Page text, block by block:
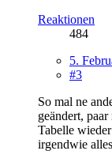
Reaktionen
484
5.
#3
So mal ne
geändert,
Tabelle
irgendwie